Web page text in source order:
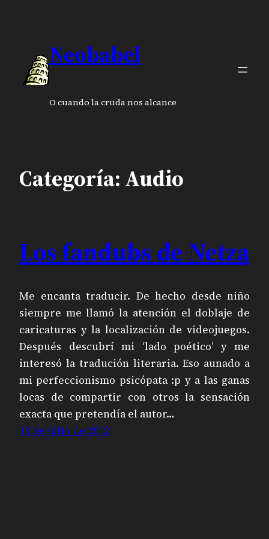
contenidoNeobabel
O cuando la cruda nos alcance
Categoría: Audio
Los fandubs de Netza
Me encanta traducir. De hecho desde niño
siempre me llamó la atención el doblaje de
caricaturas y la localización de videojuegos.
Después descubrí mi ‘lado poético’ y me
interesó la tradución literaria. Eso aunado a
mi perfeccionismo psicópata :p y a las ganas
locas de compartir con otros la sensación
exacta que pretendía el autor…
13 de julio de 2012